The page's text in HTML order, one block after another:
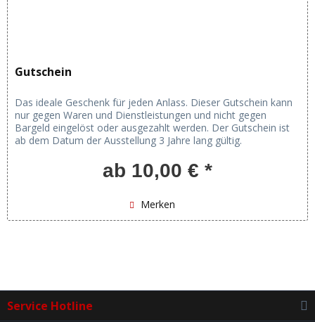
Gutschein
Das ideale Geschenk für jeden Anlass. Dieser Gutschein kann
nur gegen Waren und Dienstleistungen und nicht gegen
Bargeld eingelöst oder ausgezahlt werden. Der Gutschein ist
ab dem Datum der Ausstellung 3 Jahre lang gültig.
ab 10,00 € *
Merken
Service Hotline